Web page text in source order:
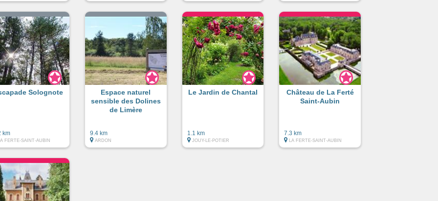
Solognote
km
FERTE-SAINT-AUBIN
Espace naturel
sensible des Dolines
de Limère
9.4 km
ARDON
Le Jardin de Chantal
1.1 km
JOUY-LE-POTIER
Château de La Ferté
Saint-Aubin
7.3 km
LA FERTE-SAINT-AUBIN